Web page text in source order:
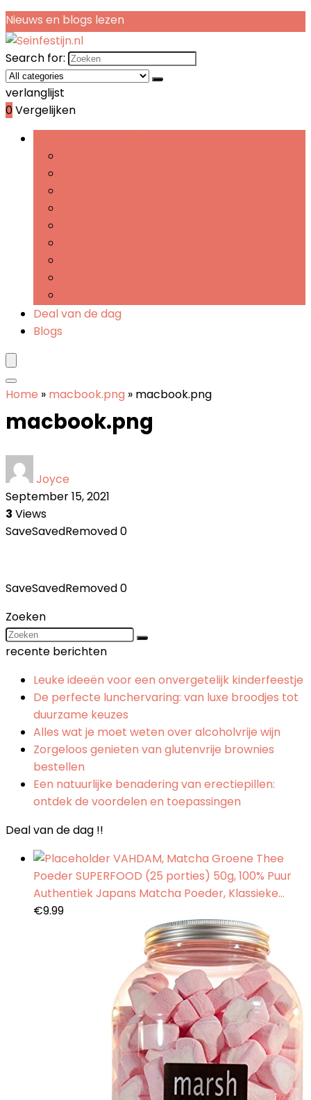
Nieuws en blogs lezen
Search for:
verlanglijst
0Vergelijken
Deal van de dag
Blogs
Home » macbook.png » macbook.png
macbook.png
Joyce
September 15, 2021
3 Views
SaveSavedRemoved0
SaveSavedRemoved0
Zoeken
recente berichten
Leuke ideeën voor een onvergetelijk kinderfeestje
De perfecte lunchervaring: van luxe broodjes tot
duurzame keuzes
Alles wat je moet weten over alcoholvrije wijn
Zorgeloos genieten van glutenvrije brownies
bestellen
Een natuurlijke benadering van erectiepillen:
ontdek de voordelen en toepassingen
Deal van de dag !!
VAHDAM, Matcha Groene Thee
Poeder SUPERFOOD (25 porties) 50g, 100% Puur
Authentiek Japans Matcha Poeder, Klassieke…
€9.99